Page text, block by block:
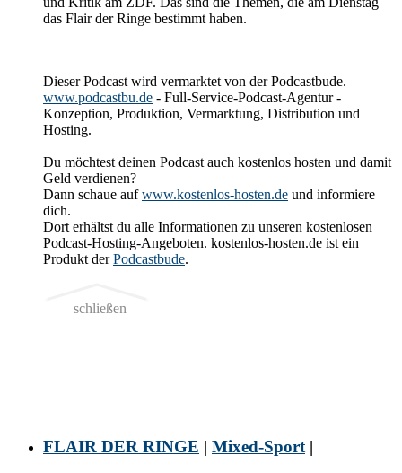
das Flair der Ringe bestimmt haben.
Dieser Podcast wird vermarktet von der Podcastbude.
www.podcastbu.de - Full-Service-Podcast-Agentur -
Konzeption, Produktion, Vermarktung, Distribution und
Hosting.
Du möchtest deinen Podcast auch kostenlos hosten und damit
Geld verdienen?
Dann schaue aufwww.kostenlos-hosten.de und informiere
dich.
Dort erhältst du alle Informationen zu unseren kostenlosen
Podcast-Hosting-Angeboten. kostenlos-hosten.de ist ein
Produkt derPodcastbude.
schließen
FLAIR DER RINGE | Mixed-Sport |